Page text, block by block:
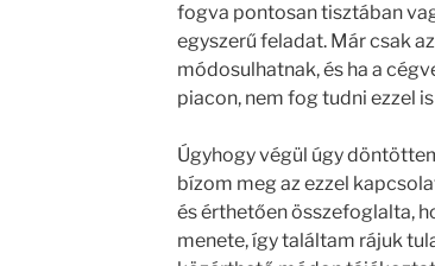
fogva pontosan tisztában
egyszerű feladat. Már csak
módosulhatnak, és ha a
piacon, nem fog tudni ezzel
Úgyhogy végül úgy
bízom meg az ezzel
és érthetően összefoglalta,
menete, így találtam rájuk